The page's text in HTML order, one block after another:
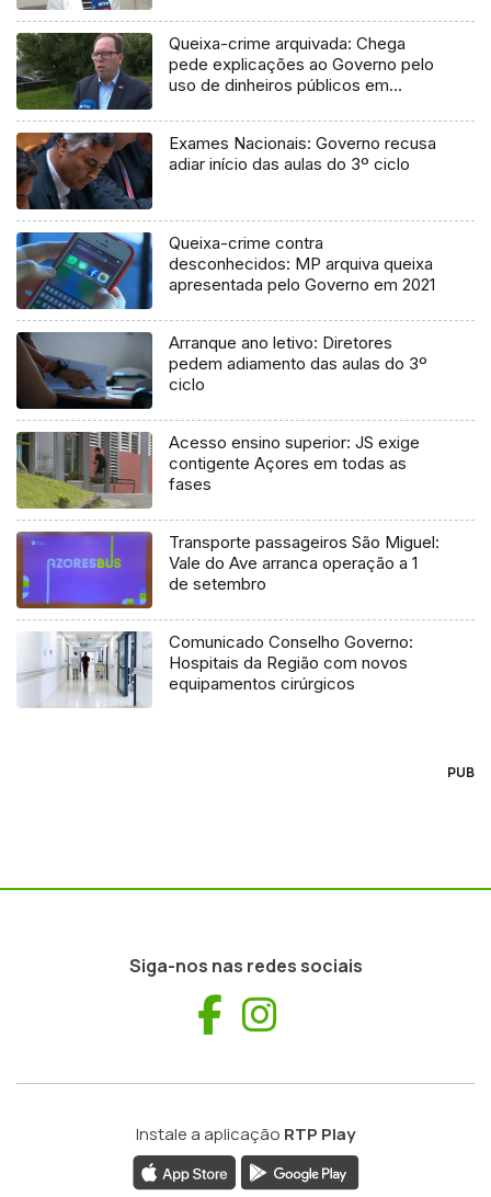
Queixa-crime arquivada: Chega
pede explicações ao Governo pelo
uso de dinheiros públicos em
Exames Nacionais: Governo recusa
adiar início das aulas do 3º ciclo
Queixa-crime contra
desconhecidos: MP arquiva queixa
apresentada pelo Governo em 2021
Arranque ano letivo: Diretores
pedem adiamento das aulas do 3º
ciclo
Acesso ensino superior: JS exige
contigente Açores em todas as
fases
Transporte passageiros São Miguel:
Vale do Ave arranca operação a 1
de setembro
Comunicado Conselho Governo:
Hospitais da Região com novos
equipamentos cirúrgicos
PUB
Siga-nos nas redes sociais
Facebook
Instale a aplicação RTP Play